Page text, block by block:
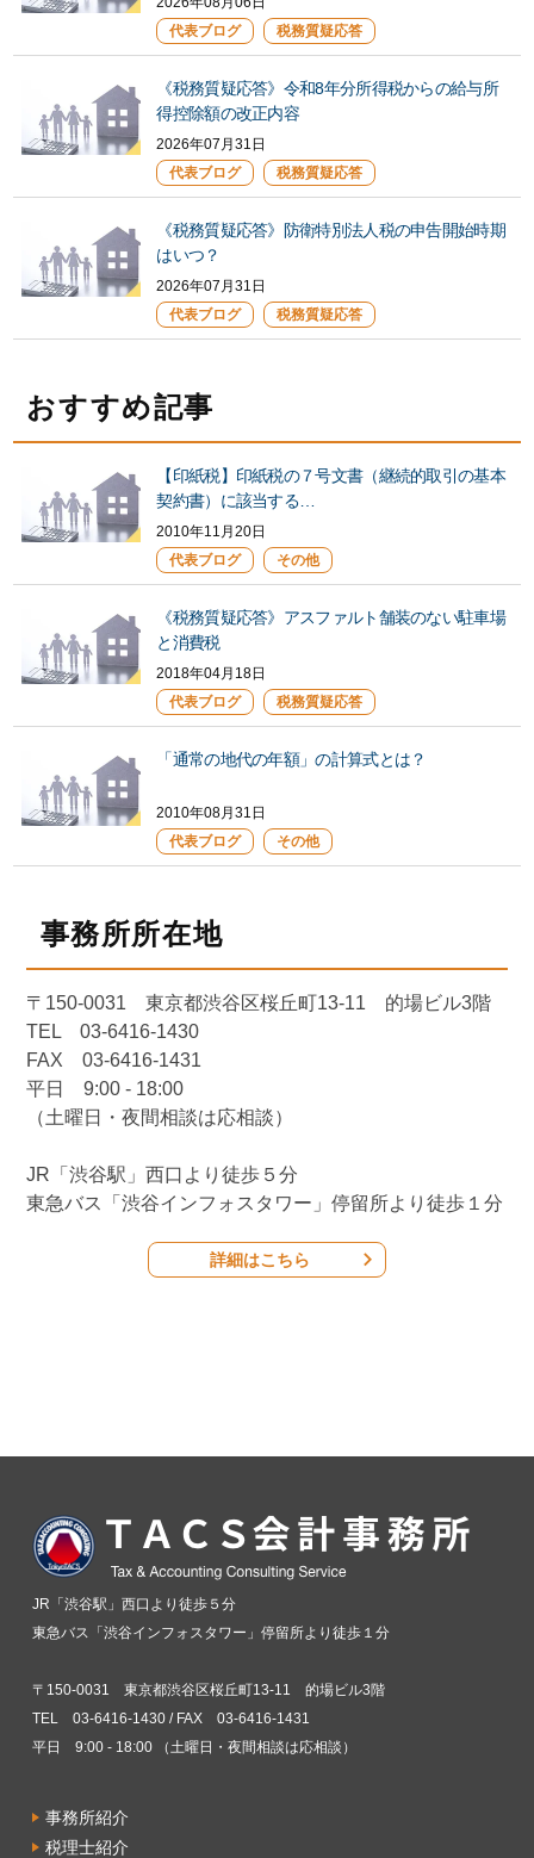
代表ブログ
税務質疑応答
《税務質疑応答》令和8年分所得税からの給与所
得控除額の改正内容
2026年07月31日
代表ブログ
税務質疑応答
《税務質疑応答》防衛特別法人税の申告開始時期
はいつ？
2026年07月31日
代表ブログ
税務質疑応答
おすすめ記事
【印紙税】印紙税の７号文書（継続的取引の基本
契約書）に該当する…
2010年11月20日
代表ブログ
その他
《税務質疑応答》アスファルト舗装のない駐車場
と消費税
2018年04月18日
代表ブログ
税務質疑応答
「通常の地代の年額」の計算式とは？
2010年08月31日
代表ブログ
その他
事務所所在地
〒150-0031 東京都渋谷区桜丘町13-11 的場ビル3階
TEL 03-6416-1430
FAX 03-6416-1431
平日 9:00 - 18:00
（土曜日・夜間相談は応相談）
JR「渋谷駅」西口より徒歩５分
東急バス「渋谷インフォスタワー」停留所より徒歩１分
詳細はこちら
JR「渋谷駅」西口より徒歩５分
東急バス「渋谷インフォスタワー」停留所より徒歩１分
〒150-0031 東京都渋谷区桜丘町13-11 的場ビル3階
TEL 03-6416-1430 / FAX 03-6416-1431
平日 9:00 - 18:00 （土曜日・夜間相談は応相談）
事務所紹介
税理士紹介